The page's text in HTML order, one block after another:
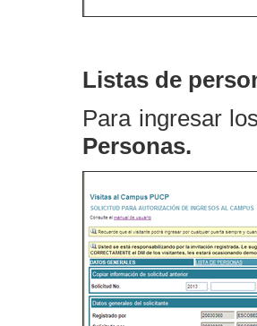
Listas de
Para ingresar
Personas.